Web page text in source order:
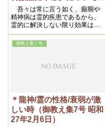
ー（救世49号 昭和25年2月
11日）
吾々は常に言う如く、癲癇や
精神病は霊的疾患であるから、
霊的に解決しない限り効果はな
い、この点判り易くいえば、悪
戯いたずら小僧がワルサをする
からというので、手足を縛って
れで一時的悪戯は出来ないが、
御教え集７号
＊龍神/霊の性格/衰弱が激
しい時（御教え集7号 昭和
27年2月6日）